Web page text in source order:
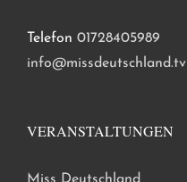
Telefon 01728405989
info@missdeutschland.tv
VERANSTALTUNGEN